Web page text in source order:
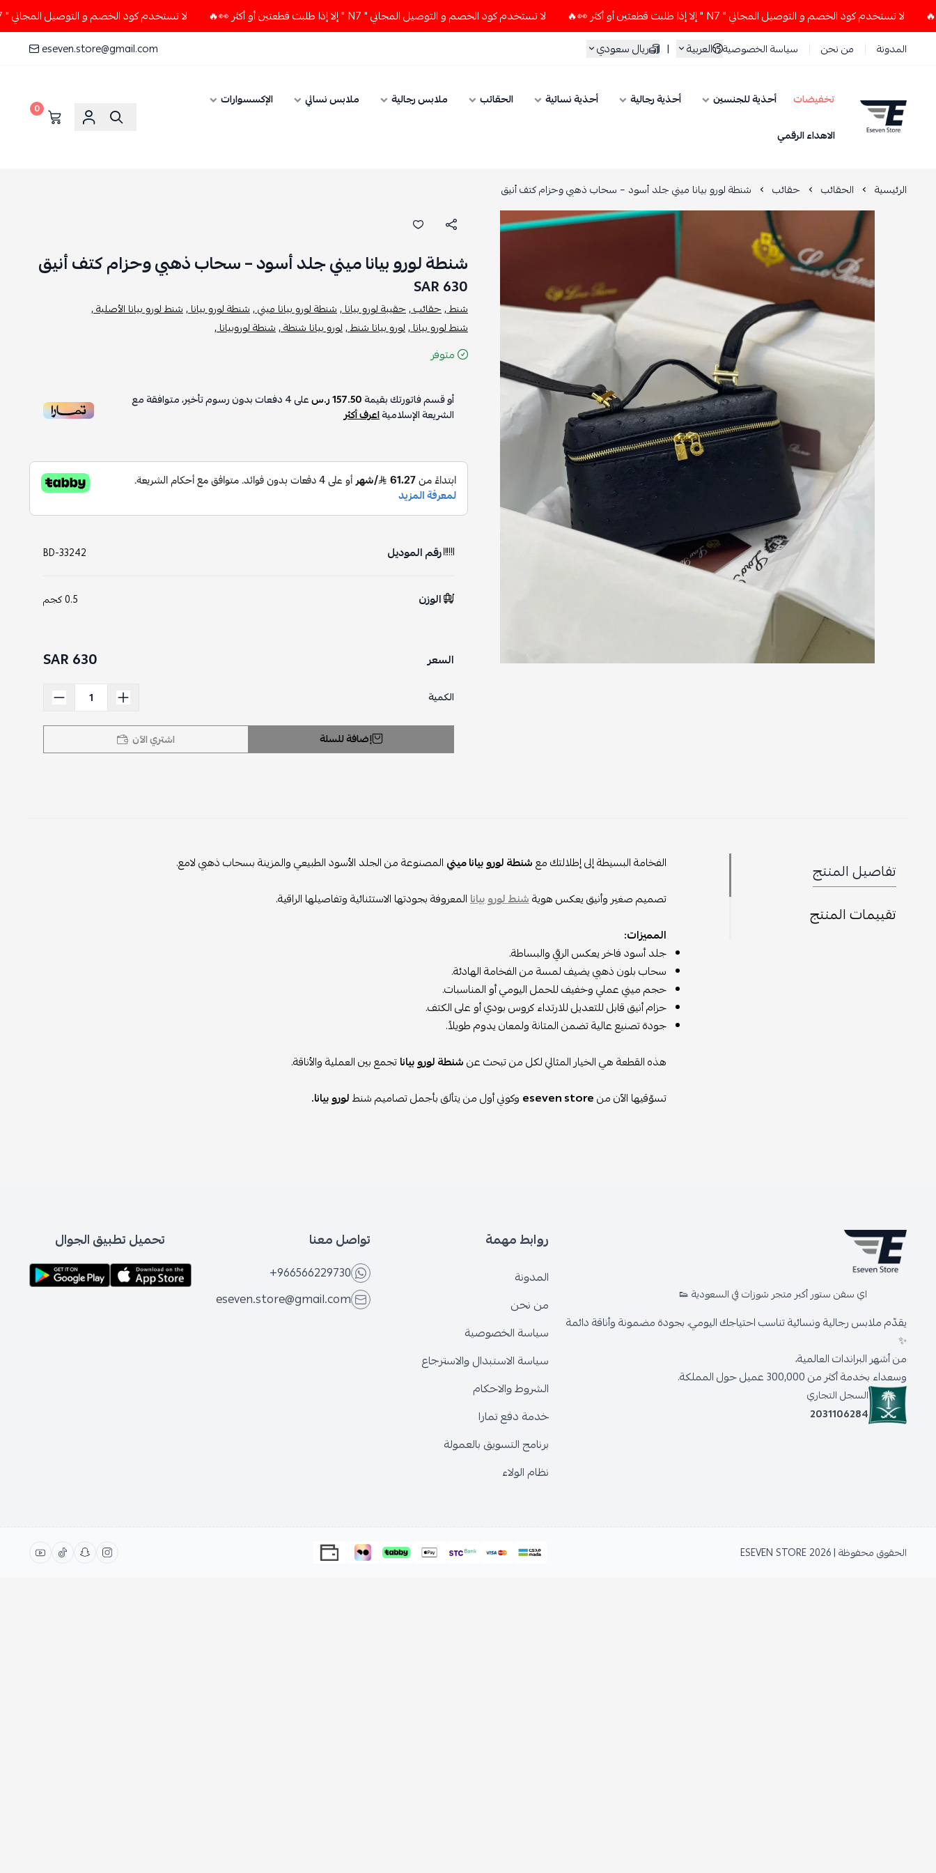
لا تستخدم كود الخصم و التوصيل المجاني " N7 " إلا إذا طلبت قطعتين أو أكثر 👀🔥 لا تستخدم كود الخصم و التوصيل المجاني " N7 " إلا إذا طلبت قطعتين أو أكثر 👀🔥 لا تستخدم كود الخصم و التوصيل المجاني " N7 " إلا إذا طلبت قطعتين أو أكثر 👀🔥
المدونة من نحن سياسة الخصوصية العربية | ريال سعودي eseven.store@gmail.com
ESEVEN STORE
تخفيضات أحذية للجنسين أحذية رجالية أحذية نسائية الحقائب ملابس رجالية ملابس نسائي
الإكسسوارات
الاهداء الرقمي
0
الرئيسية الحقائب حقائب شنطة لورو بيانا ميني جلد أسود – سحاب ذهبي وحزام كتف أنيق
شنطة لورو بيانا ميني جلد أسود – سحاب ذهبي وحزام كتف أنيق
630 SAR
شنط ,حقائب ,حقيبة لورو بيانا ,شنطة لورو بيانا ميني ,شنطة لورو بيانا ,شنط لورو بيانا الأصلية ,
شنط لورو بيانا ,لورو بيانا شنط ,لورو بيانا شنطة ,شنطة لوروبيانا ,
متوفر
أو قسم فاتورتك بقيمة157.50 ر.س على4دفعات بدون رسوم تأخير، متوافقة مع
الشريعة الإسلاميةاعرف أكثر
رقم الموديل BD-33242
الوزن 0.5 كجم
السعر 630 SAR
الكمية
إضافة للسلة اشتري الآن
تفاصيل المنتج
تقييمات المنتج
الفخامة البسيطة إلى إطلالتك معشنطة لورو بيانا ميني المصنوعة من الجلد الأسود الطبيعي والمزينة بسحاب ذهبي لامع.
تصميم صغير وأنيق يعكس هويةشنط لورو بياناالمعروفة بجودتها الاستثنائية وتفاصيلها الراقية.
المميزات:
جلد أسود فاخر يعكس الرقي والبساطة.
سحاب بلون ذهبي يضيف لمسة من الفخامة الهادئة.
حجم ميني عملي وخفيف للحمل اليومي أو المناسبات.
حزام أنيق قابل للتعديل للارتداء كروس بودي أو على الكتف.
جودة تصنيع عالية تضمن المتانة ولمعان يدوم طويلاً.
هذه القطعة هي الخيار المثالي لكل من تبحث عنشنطة لورو بياناتجمع بين العملية والأناقة.
تسوّقيها الآن منeseven store وكوني أول من يتألق بأجمل تصاميم شنطلورو بيانا.
اي سفن ستور أكبر متجر شوزات في السعودية 👟
يقدّم ملابس رجالية ونسائية تناسب احتياجك اليومي، بجودة مضمونة وأناقة دائمة
✨
من أشهر البراندات العالمية،
وسعداء بخدمة أكثر من 300,000 عميل حول المملكة.
السجل التجاري
2031106284
روابط مهمة
المدونة
من نحن
سياسة الخصوصية
سياسة الاستبدال والاسترجاع
الشروط والاحكام
خدمة دفع تمارا
برنامج التسويق بالعمولة
نظام الولاء
تواصل معنا
+966566229730
eseven.store@gmail.com
تحميل تطبيق الجوال
الحقوق محفوظة | 2026 ESEVEN STORE